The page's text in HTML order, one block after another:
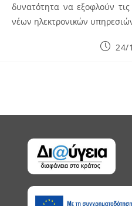
δυνατότητα να εξοφλούν
νέων ηλεκτρονικών
Post24/